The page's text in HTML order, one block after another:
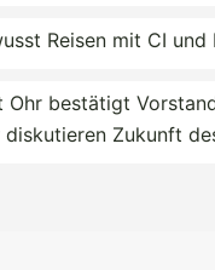
Reisen mit CI und
Ohr bestätigt
Zukunft